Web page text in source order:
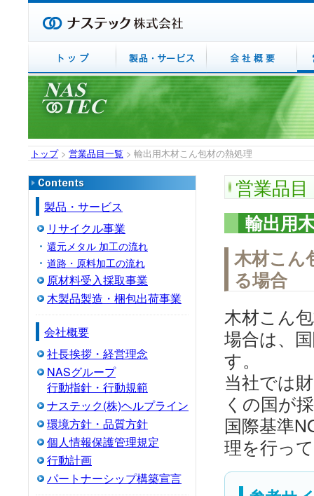
トップ> 営業品目一覧 > 輸出用木材こん包材の熱処理
営業品目
輸出用
木材こん
る場合
木材こん
場合は、
す。
当社では
くの国が
国際基準
理を行っ
製品・サービス
リサイクル事業
還元メタル 加工の流れ
道路・原料加工の流れ
原材料受入採取事業
木製品製造・梱包出荷事業
会社概要
社長挨拶・経営理念
NASグループ
行動指針・行動規範
ナステック(株)ヘルプライン
環境方針・品質方針
個人情報保護管理規定
行動計画
パートナーシップ構築宣言